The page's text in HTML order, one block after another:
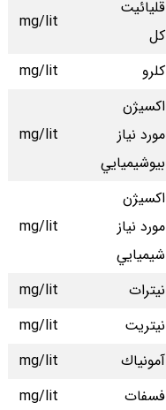
قليائيت
كل
mg/lit
كلرو mg/lit
اكسي‍ژن
مورد نياز
بيوشيميايي
mg/lit
اكسي‍ژن
مورد نياز
شيميايي
mg/lit
نيترات
mg/lit
نيتريت
mg/lit
آمونياك
mg/lit
فسفات mg/lit